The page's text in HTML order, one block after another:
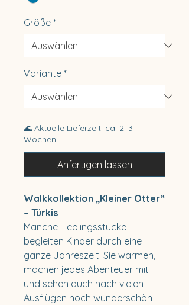
Größe *
Variante *
🌊 Aktuelle Lieferzeit: ca. 2–3
Wochen
Anfertigen lassen
Walkkollektion „Kleiner Otter“
– Türkis
Manche Lieblingsstücke
begleiten Kinder durch eine
ganze Jahreszeit. Sie wärmen,
machen jedes Abenteuer mit
und sehen auch nach vielen
Ausflügen noch wunderschön